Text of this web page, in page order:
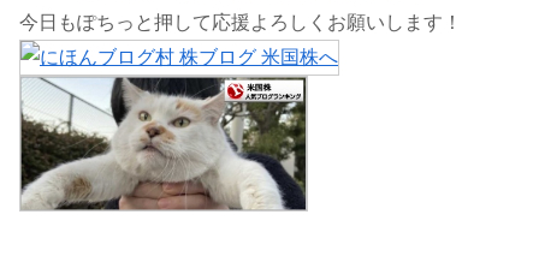
今日もぽちっと押して応援よろしくお願いします！